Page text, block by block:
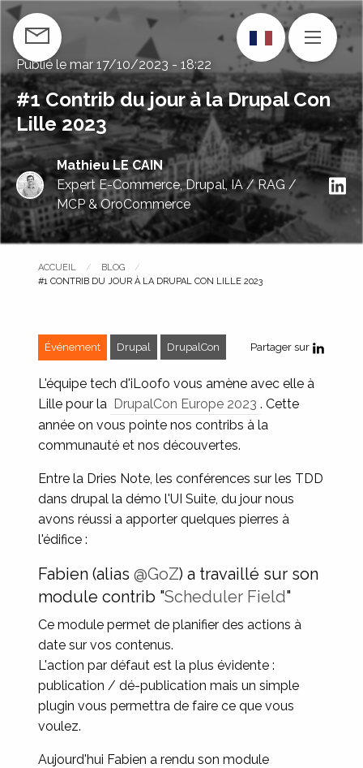
Aller
au
contenu
principal
CONTACTEZ-NOUS
MENU
Publié le mar 17/10/2023 - 18:22
#1 Contrib du jour à la Drupal Con
Lille 2023
Mathieu LE CAIN
Expert E-Commerce, Drupal, IA / RAG /
MCP & OroCommerce
ACCUEIL
BLOG
PAGE COURANTE :
#1 CONTRIB DU JOUR À LA DRUPAL CON LILLE 2023
Événement Drupal DrupalCon Partager sur
L'équipe tech d'iLoofo vous amène avec elle à
Lille pour la DrupalCon Europe 2023 . Cette
année on vous pointe nos contribs à la
communauté et nos découvertes.
Entre la Dries Note, les conférences sur les TDD
dans drupal la démo l'UI Suite, du jour nous
avons réussi a apporter quelques pierres à
l'édifice :
Fabien (alias@GoZ) a travaillé sur son
module contrib "Scheduler Field"
Ce module permet de planifier des actions à
date sur vos contenus.
L'action par défaut est la plus évidente :
publication / dé-publication mais un simple
plugin vous permettra de faire ce que vous
voulez.
Aujourd'hui Fabien a rendu son module